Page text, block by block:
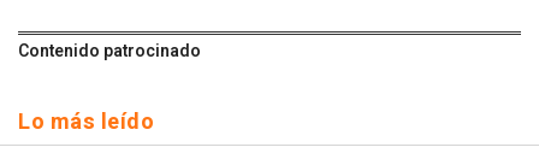
Contenido patrocinado
Lo más leído